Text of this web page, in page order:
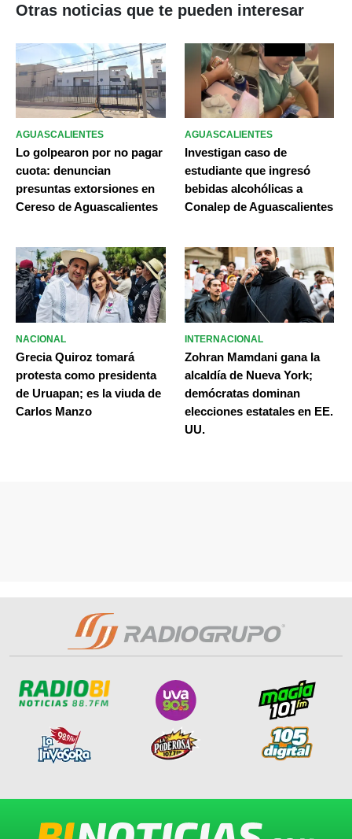
Otras noticias que te pueden interesar
AGUASCALIENTES
Lo golpearon por no pagar
cuota: denuncian
presuntas extorsiones en
Cereso de Aguascalientes
AGUASCALIENTES
Investigan caso de
estudiante que ingresó
bebidas alcohólicas a
Conalep de Aguascalientes
NACIONAL
Grecia Quiroz tomará
protesta como presidenta
de Uruapan; es la viuda de
Carlos Manzo
INTERNACIONAL
Zohran Mamdani gana la
alcaldía de Nueva York;
demócratas dominan
elecciones estatales en EE.
UU.